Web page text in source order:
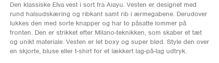
Den klassiske Elva vest i sort fra Aiayu. Vesten er designet med
rund halsudskæring og ribkant samt rib i ærmegabene. Derudover
lukkes den med sorte knapper og har to påsatte lommer på
fronten. Den er strikket efter Milano-teknikken, som skaber et tæt
og unikt materiale. Vesten er let boxy og super blød. Style den over
en skjorte, bluse eller t-shirt for et lækkert lag-på-lag udtryk.